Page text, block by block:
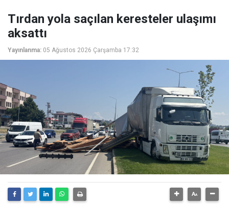
Tırdan yola saçılan keresteler ulaşımı
aksattı
Yayınlanma: 05 Ağustos 2026 Çarşamba 17:32